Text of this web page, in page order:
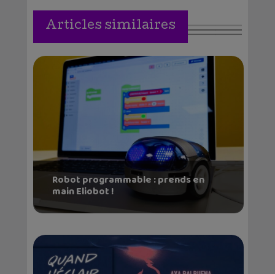
Articles similaires
Robot programmable : prends en
main Eliobot !